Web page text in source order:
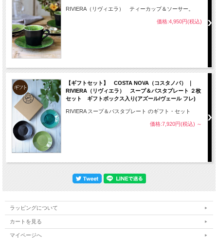
RIVIERA（リヴィエラ） ティーカップ＆ソーサー。
価格:4,950円(税込)
【ギフトセット】 COSTA NOVA（コスタノバ） ｜
RIVIERA（リヴィエラ） スープ＆パスタプレート ２枚
セット ギフトボックス入り(アズール/ヴェール フレ)
RIVIERA スープ＆パスタプレート のギフト・セット
価格:7,920円(税込) ～
ラッピングについて
カートを見る
マイページへ